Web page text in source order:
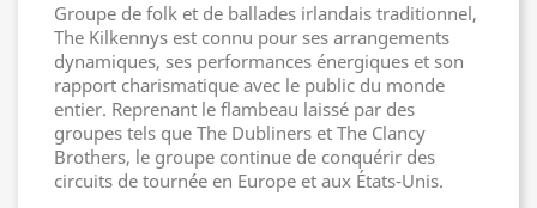
Groupe de folk et de ballades irlandais traditionnel,
The Kilkennys est connu pour ses arrangements
dynamiques, ses performances énergiques et son
rapport charismatique avec le public du monde
entier. Reprenant le flambeau laissé par des
groupes tels que The Dubliners et The Clancy
Brothers, le groupe continue de conquérir des
circuits de tournée en Europe et aux États-Unis.